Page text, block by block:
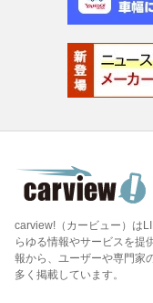
carview!（カービュー）は
らゆる情報やサービスを提
報から、ユーザーや専門家
多く掲載しています。